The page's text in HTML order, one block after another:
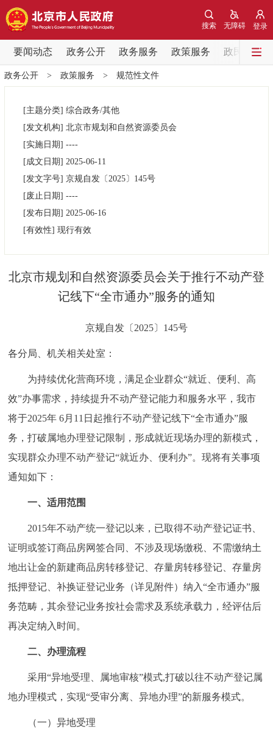
登录
无障碍
搜索
要闻动态 政务公开 政务服务 政策服务 政民互动
要闻动态
党中央精神 国务院信息
北京要闻
政务公开
市领导
政策兑现 政策解读 回应关切
决策公开 专题公开
个人服务
投资项目
中介服务 阳光政务
政民互动
参与调查 在线访谈 图说互动
走进北京
北京概况 十六区概览 人文北京
绿色北京
多语种
ENGLISH 한국어 日本語
DEUTSCH
政务公开> 政策服务 > 规范性文件
[主题分类] 综合政务/其他
[发文机构] 北京市规划和自然资源委员会
[实施日期] ----
[成文日期] 2025-06-11
[发文字号] 京规自发〔2025〕 145号
[废止日期] ----
[发布日期] 2025-06-16
[有效性] 现行有效
北京市规划和自然资源委员会关于推行不动产登
记线下“全市通办”服务的通知
京规自发〔2025〕145号
各分局、机关相关处室：
为持续优化营商环境，满足企业群众“就近、便利、高
效”办事需求，持续提升不动产登记能力和服务水平，我市
将于2025年 6月11日起推行不动产登记线下“全市通办”服
务，打破属地办理登记限制，形成就近现场办理的新模式，
实现群众办理不动产登记“就近办、便利办”。现将有关事项
通知如下：
一、适用范围
2015年不动产统一登记以来，已取得不动产登记证书、
证明或签订商品房网签合同、不涉及现场缴税、不需缴纳土
地出让金的新建商品房转移登记、存量房转移登记、存量房
抵押登记、补换证登记业务（详见附件）纳入“全市通办”服
务范畴，其余登记业务按社会需求及系统承载力，经评估后
再决定纳入时间。
二、办理流程
采用“异地受理、属地审核”模式,打破以往不动产登记属
地办理模式，实现“受审分离、异地办理”的新服务模式。
（一）异地受理